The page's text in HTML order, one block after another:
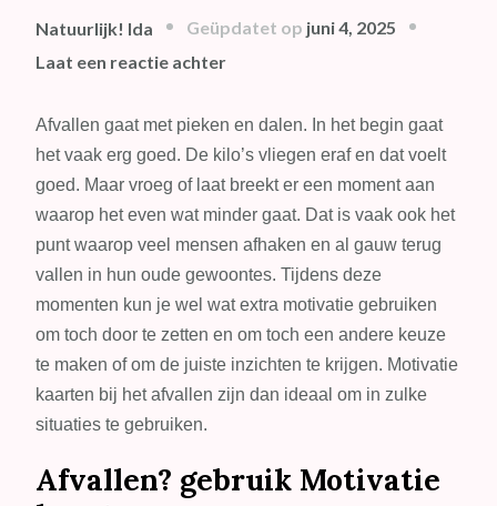
Natuurlijk! Ida Geüpdatet op juni 4, 2025
Laat een reactie achterop
kaarten
bij
het
afvallen:
Voor
extra
inzichten
en
motiverende
quotes
Afvallen gaat met pieken en dalen. In het begin gaat
het vaak erg goed. De kilo’s vliegen eraf en dat voelt
goed. Maar vroeg of laat breekt er een moment aan
waarop het even wat minder gaat. Dat is vaak ook het
punt waarop veel mensen afhaken en al gauw terug
vallen in hun oude gewoontes. Tijdens deze
momenten kun je wel wat extra motivatie gebruiken
om toch door te zetten en om toch een andere keuze
te maken of om de juiste inzichten te krijgen. Motivatie
kaarten bij het afvallen zijn dan ideaal om in zulke
situaties te gebruiken.
Afvallen? gebruik Motivatie